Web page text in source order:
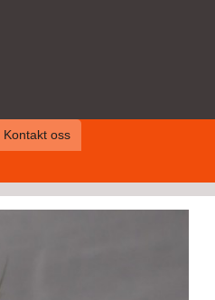
Kontakt oss